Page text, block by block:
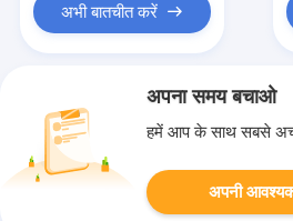
अभी बातचीत करें
अपना समय बचाओ
हमें आप के साथ सबसे
अपनी